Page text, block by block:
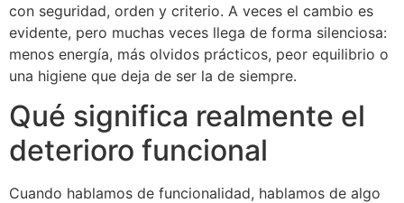
con seguridad, orden y criterio. A veces el cambio es
evidente, pero muchas veces llega de forma silenciosa:
menos energía, más olvidos prácticos, peor equilibrio o
una higiene que deja de ser la de siempre.
Qué significa realmente el
deterioro funcional
Cuando hablamos de funcionalidad, hablamos de algo